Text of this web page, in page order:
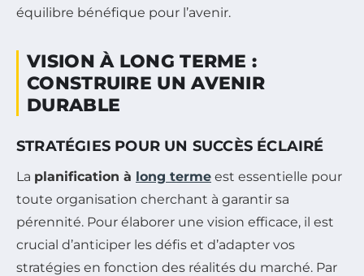
équilibre bénéfique pour l’avenir.
VISION À LONG TERME :
CONSTRUIRE UN AVENIR
DURABLE
STRATÉGIES POUR UN SUCCÈS ÉCLAIRÉ
La planification à long terme est essentielle pour
toute organisation cherchant à garantir sa
pérennité. Pour élaborer une vision efficace, il est
crucial d’anticiper les défis et d’adapter vos
stratégies en fonction des réalités du marché. Par